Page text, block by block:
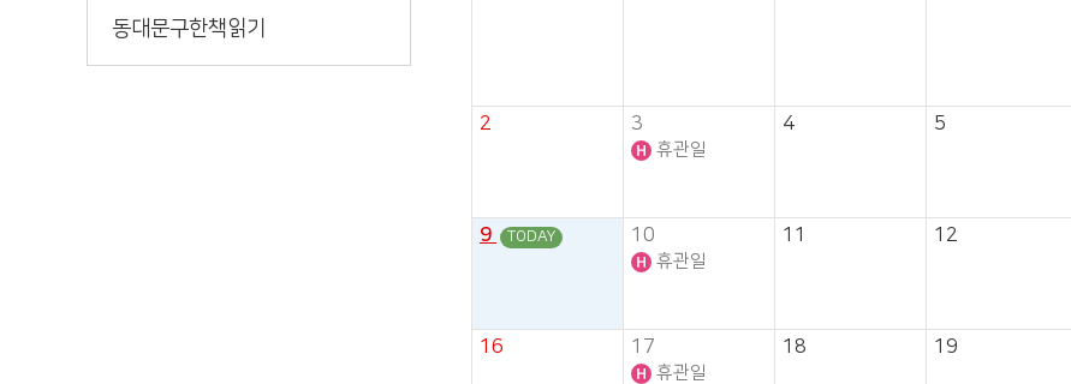
동대문구한책읽기
2 3
휴관일
4 5
9 TODAY 10
휴관일
11 12
16 17
휴관일
18 19